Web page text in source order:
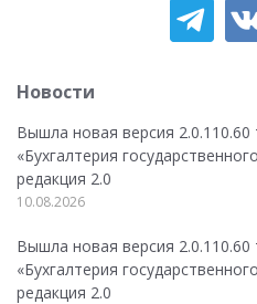
Новости
Вышла новая версия
«Бухгалтерия
редакция 2.0
10.08.2026
Вышла новая версия
«Бухгалтерия
редакция 2.0